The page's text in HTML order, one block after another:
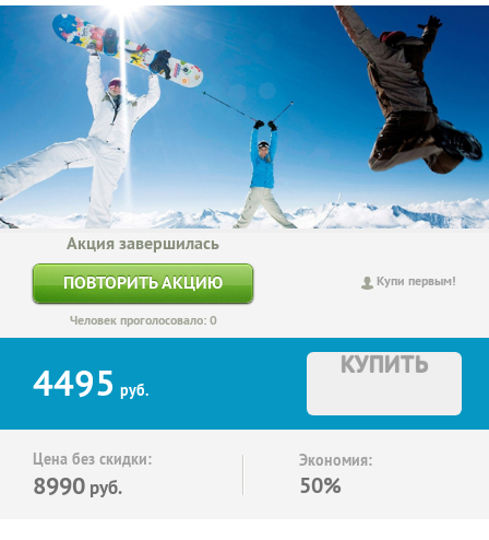
Купи первым!
Акция завершилась
ПОВТОРИТЬ АКЦИЮ
Человек проголосовало: 0
4495 руб.
КУПИТЬ
Цена без скидки:
8990 руб.
Экономия:
50%